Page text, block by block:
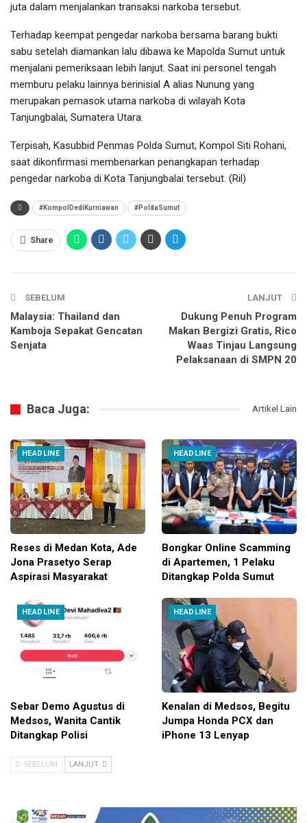
juta dalam menjalankan transaksi narkoba tersebut.
Terhadap keempat pengedar narkoba bersama barang bukti
sabu setelah diamankan lalu dibawa ke Mapolda Sumut untuk
menjalani pemeriksaan lebih lanjut. Saat ini personel tengah
memburu pelaku lainnya berinisial A alias Nunung yang
merupakan pemasok utama narkoba di wilayah Kota
Tanjungbalai, Sumatera Utara.
Terpisah, Kasubbid Penmas Polda Sumut, Kompol Siti Rohani,
saat dikonfirmasi membenarkan penangkapan terhadap
pengedar narkoba di Kota Tanjungbalai tersebut. (Ril)
#KompolDediKurniawan #PoldaSumut
Share
SEBELUM
Malaysia: Thailand dan
Kamboja Sepakat Gencatan
Senjata
LANJUT
Dukung Penuh Program
Makan Bergizi Gratis, Rico
Waas Tinjau Langsung
Pelaksanaan di SMPN 20
Baca Juga: Artikel Lain
HEADLINE
Reses di Medan Kota, Ade
Jona Prasetyo Serap
Aspirasi Masyarakat
HEADLINE
Bongkar Online Scamming
di Apartemen, 1 Pelaku
Ditangkap Polda Sumut
HEADLINE
Sebar Demo Agustus di
Medsos, Wanita Cantik
Ditangkap Polisi
HEADLINE
Kenalan di Medsos, Begitu
Jumpa Honda PCX dan
iPhone 13 Lenyap
SEBELUM LANJUT